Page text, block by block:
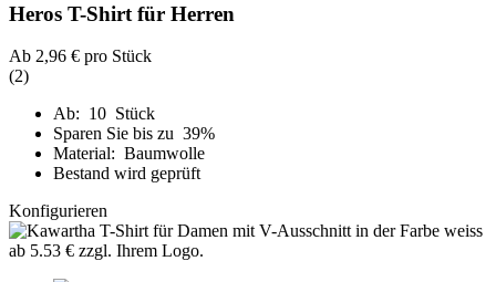
Heros T-Shirt für Herren
Ab 2,96 € pro Stück
(2)
Ab: 10 Stück
Sparen Sie bis zu 39%
Material: Baumwolle
Bestand wird geprüft
Konfigurieren